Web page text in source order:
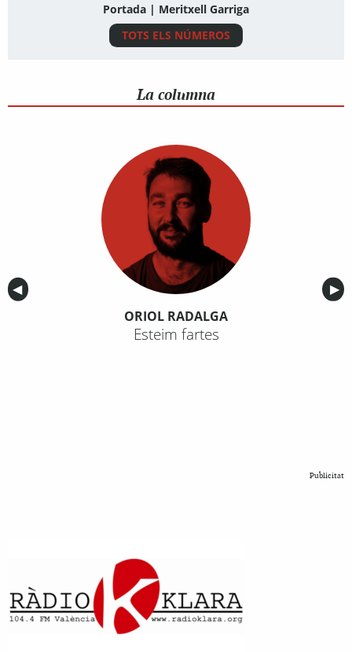
Portada | Meritxell Garriga
TOTS ELS NÚMEROS
La columna
Anterior
◀︎ ▶︎
ORIOL RADALGA
Esteim fartes
Publicitat